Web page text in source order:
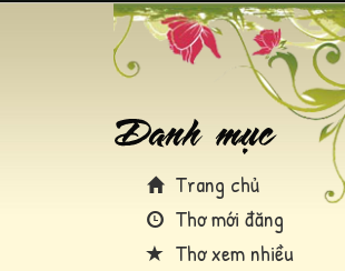
Trang chủ
Thơ mới đăng
Thơ xem nhiều